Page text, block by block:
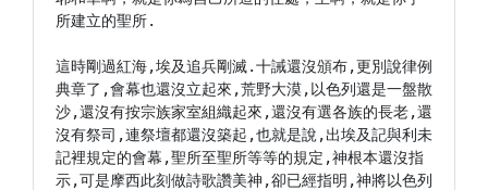
所建立的聖所.
這時剛過紅海,埃及追兵剛滅.十誡還沒頒布,更別說律例
典章了,會幕也還沒立起來,荒野大漠,以色列還是一盤散
沙,還沒有按宗族家室組織起來,還沒有選各族的長老,還
沒有祭司,連祭壇都還沒築起,也就是說,出埃及記與利未
記裡規定的會幕,聖所至聖所等等的規定,神根本還沒指
示,可是摩西此刻做詩歌讚美神,卻已經指明,神將以色列